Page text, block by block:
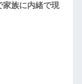
家族に内緒で現